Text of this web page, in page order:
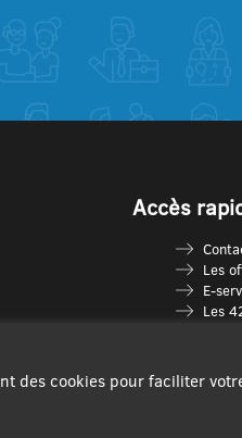
Accès
Les
E-
Les
Les
des cookies pour faciliter